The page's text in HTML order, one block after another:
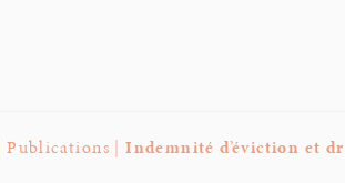
Publications | Indemnité d’éviction et